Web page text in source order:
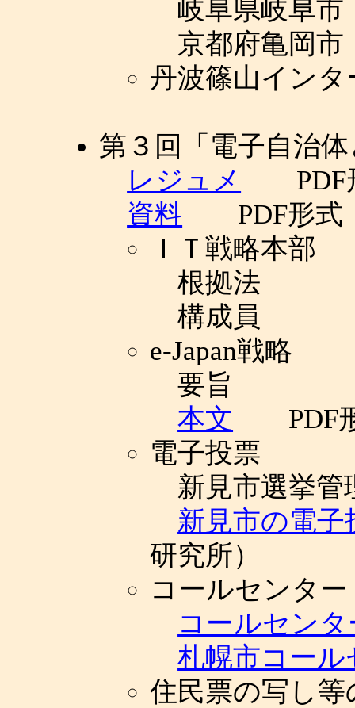
岐阜県岐阜市
京都府亀岡市
丹波篠山イン
第３回「電子自治
レジュメ
PDF
資料 PDF形式
ＩＴ戦略本部
根拠法
構成員
e-Japan戦略
要旨
本文 PDF
電子投票
新見市選挙管
新見市の電
研究所）
コールセンター
コールセンタ
札幌市コール
住民票の写し等